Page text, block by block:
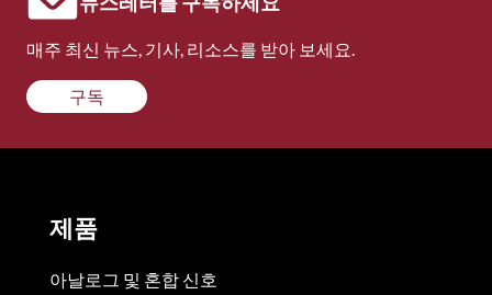
매주 최신 뉴스, 기사, 리소스를 받아 보세요.
구독
제품
아날로그 및 혼합 신호